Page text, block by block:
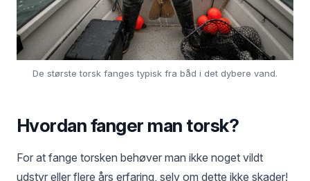
De største torsk fanges typisk fra båd i det dybere vand.
Hvordan fanger man torsk?
For at fange torsken behøver man ikke noget vildt
udstyr eller flere års erfaring, selv om dette ikke skader!